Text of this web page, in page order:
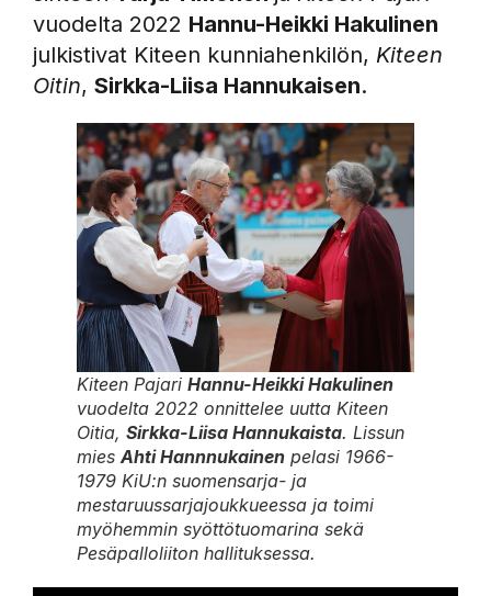
vuodelta 2022 Hannu-Heikki Hakulinen
julkistivat Kiteen kunniahenkilön, Kiteen
Oitin, Sirkka-Liisa Hannukaisen.
Kiteen Pajari Hannu-Heikki Hakulinen
vuodelta 2022 onnittelee uutta Kiteen
Oitia, Sirkka-Liisa Hannukaista. Lissun
mies Ahti Hannnukainen pelasi 1966-
1979 KiU:n suomensarja- ja
mestaruussarjajoukkueessa ja toimi
myöhemmin syöttötuomarina sekä
Pesäpalloliiton hallituksessa.